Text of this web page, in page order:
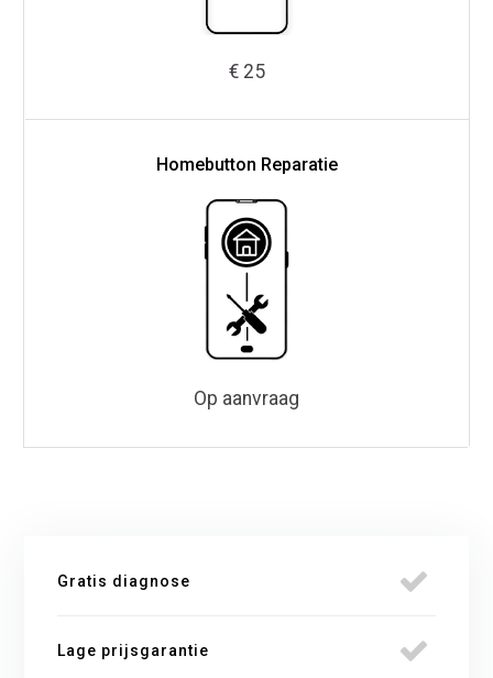
€ 25
Homebutton Reparatie
Op aanvraag
Gratis diagnose
Lage prijsgarantie